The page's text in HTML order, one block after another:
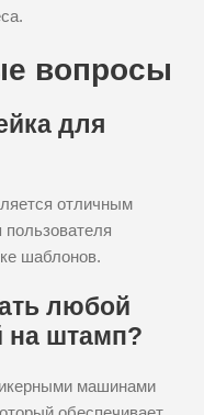
вопросы
для
отличным
шаблонов.
любой
на штамп?
машинами